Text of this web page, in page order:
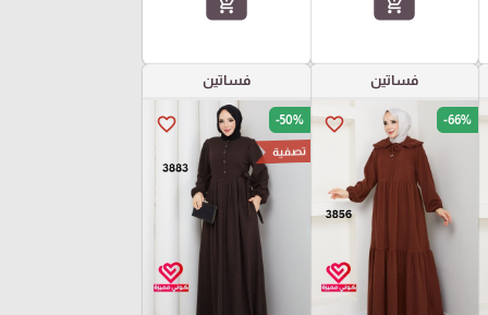
فساتين
favorite_border -66%
فساتين
favorite_border -50%
تصفية